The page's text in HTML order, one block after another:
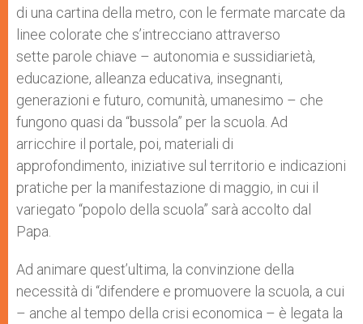
di una cartina della metro, con le fermate marcate da
linee colorate che s’intrecciano attraverso
sette parole chiave – autonomia e sussidiarietà,
educazione, alleanza educativa, insegnanti,
generazioni e futuro, comunità, umanesimo – che
fungono quasi da “bussola” per la scuola. Ad
arricchire il portale, poi, materiali di
approfondimento, iniziative sul territorio e indicazioni
pratiche per la manifestazione di maggio, in cui il
variegato “popolo della scuola” sarà accolto dal
Papa.
Ad animare quest’ultima, la convinzione della
necessità di “difendere e promuovere la scuola, a cui
– anche al tempo della crisi economica – è legata la